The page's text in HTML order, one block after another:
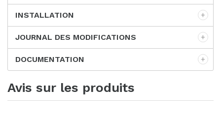
INSTALLATION
JOURNAL DES MODIFICATIONS
DOCUMENTATION
Avis sur les produits